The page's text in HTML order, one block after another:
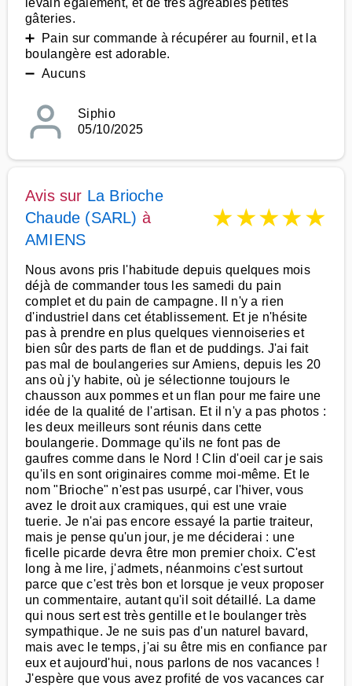
levain également, et de très agréables petites
gâteries.
➕ Pain sur commande à récupérer au fournil, et la
boulangère est adorable.
➖ Aucuns
Siphio
05/10/2025
Avis sur La Brioche
Chaude (SARL) à
AMIENS
★★★★★
Nous avons pris l'habitude depuis quelques mois
déjà de commander tous les samedi du pain
complet et du pain de campagne. Il n'y a rien
d'industriel dans cet établissement. Et je n'hésite
pas à prendre en plus quelques viennoiseries et
bien sûr des parts de flan et de puddings. J'ai fait
pas mal de boulangeries sur Amiens, depuis les 20
ans où j'y habite, où je sélectionne toujours le
chausson aux pommes et un flan pour me faire une
idée de la qualité de l'artisan. Et il n'y a pas photos :
les deux meilleurs sont réunis dans cette
boulangerie. Dommage qu'ils ne font pas de
gaufres comme dans le Nord ! Clin d'oeil car je sais
qu'ils en sont originaires comme moi-même. Et le
nom "Brioche" n'est pas usurpé, car l'hiver, vous
avez le droit aux cramiques, qui est une vraie
tuerie. Je n'ai pas encore essayé la partie traiteur,
mais je pense qu'un jour, je me déciderai : une
ficelle picarde devra être mon premier choix. C'est
long à me lire, j'admets, néanmoins c'est surtout
parce que c'est très bon et lorsque je veux proposer
un commentaire, autant qu'il soit détaillé. La dame
qui nous sert est très gentille et le boulanger très
sympathique. Je ne suis pas d'un naturel bavard,
mais avec le temps, j'ai su être mis en confiance par
eux et aujourd'hui, nous parlons de nos vacances !
J'espère que vous avez profité de vos vacances car